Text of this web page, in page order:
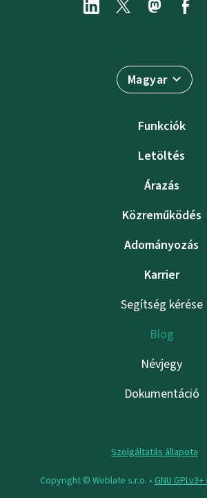
Magyar
Funkciók
Letöltés
Árazás
Közreműködés
Adományozás
Karrier
Segítség kérése
Blog
Névjegy
Dokumentáció
Szolgáltatás állapota
Copyright © Weblate s.r.o. • GNU